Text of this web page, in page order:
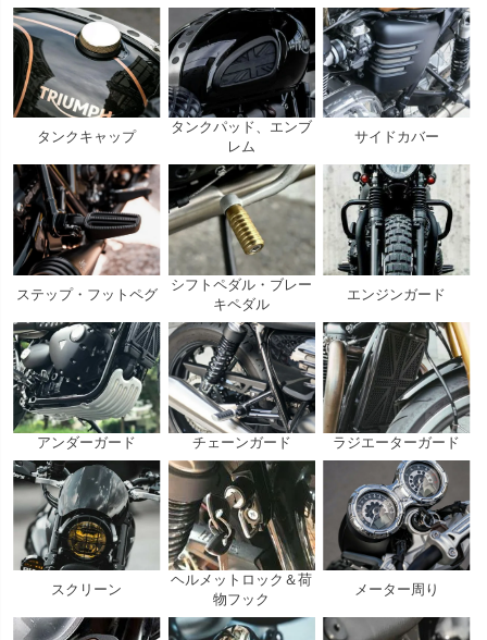
タンクキャップ
タンクパッド、エンブ
レム
サイドカバー
ステップ・フットペグ
シフトペダル・ブレー
キペダル
エンジンガード
アンダーガード チェーンガード ラジエーターガード
スクリーン
ヘルメットロック＆荷
物フック
メーター周り